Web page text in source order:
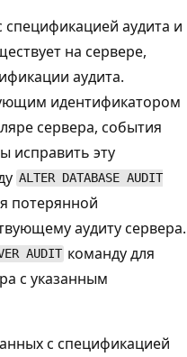
аудита и
на сервере,
аудита.
идентификатором
сервера, события
исправить эту
ALTER DATABASE AUDIT
потерянной
аудиту сервера.
AUDIT команду для
с указанным
с спецификацией